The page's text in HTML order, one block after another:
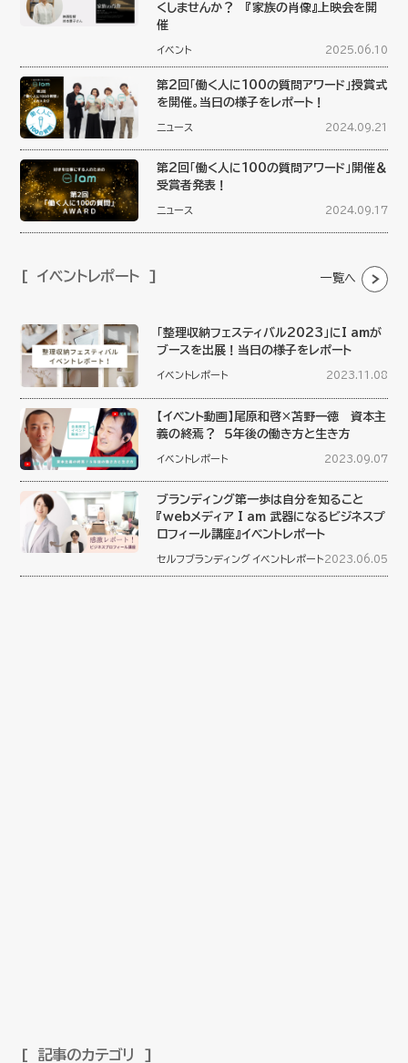
くしませんか？ 『家族の肖像』上映会を開
催
イベント 2025.06.10
第2回「働く人に100の質問アワード」授賞式
を開催。当日の様子をレポート！
ニュース 2024.09.21
第2回「働く人に100の質問アワード」開催＆
受賞者発表！
ニュース 2024.09.17
イベントレポート 一覧へ
「整理収納フェスティバル2023」にI amが
ブースを出展！当日の様子をレポート
イベントレポート 2023.11.08
【イベント動画】尾原和啓×苫野一徳 資本主
義の終焉？ ５年後の働き方と生き方
イベントレポート 2023.09.07
ブランディング第一歩は自分を知ること
『webメディア I am 武器になるビジネスプ
ロフィール講座』イベントレポート
セルフブランディング イベントレポート 2023.06.05
記事のカテゴリ